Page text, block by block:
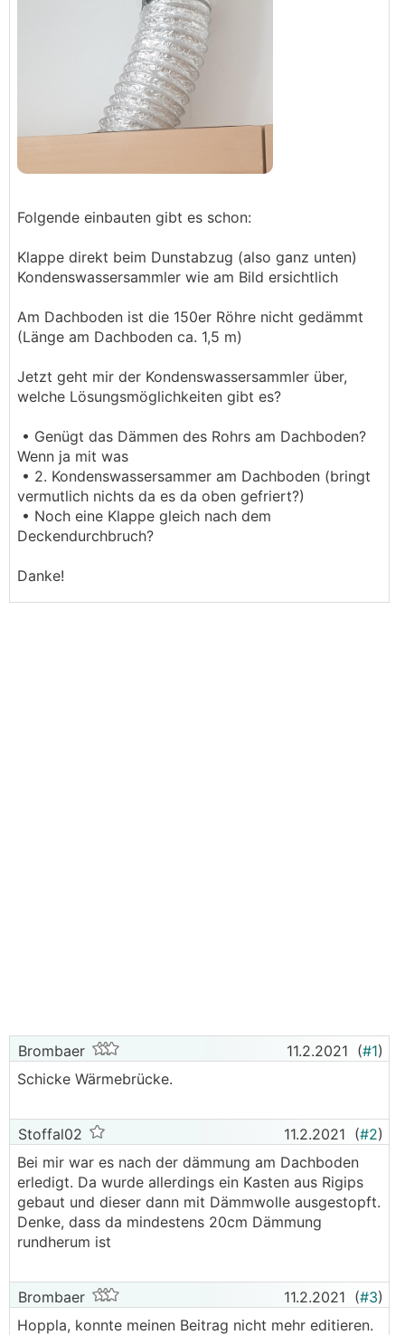
Folgende einbauten gibt es schon:
Klappe direkt beim Dunstabzug (also ganz unten)
Kondenswassersammler wie am Bild ersichtlich
Am Dachboden ist die 150er Röhre nicht gedämmt
(Länge am Dachboden ca. 1,5 m)
Jetzt geht mir der Kondenswassersammler über,
welche Lösungsmöglichkeiten gibt es?
• Genügt das Dämmen des Rohrs am Dachboden?
Wenn ja mit was
• 2. Kondenswassersammer am Dachboden (bringt
vermutlich nichts da es da oben gefriert?)
• Noch eine Klappe gleich nach dem
Deckendurchbruch?
Danke!
Brombaer 11.2.2021 (#1)
Schicke Wärmebrücke.
Stoffal02 11.2.2021 (#2)
Bei mir war es nach der dämmung am Dachboden
erledigt. Da wurde allerdings ein Kasten aus Rigips
gebaut und dieser dann mit Dämmwolle ausgestopft.
Denke, dass da mindestens 20cm Dämmung
rundherum ist
Brombaer 11.2.2021 (#3)
Hoppla, konnte meinen Beitrag nicht mehr editieren.